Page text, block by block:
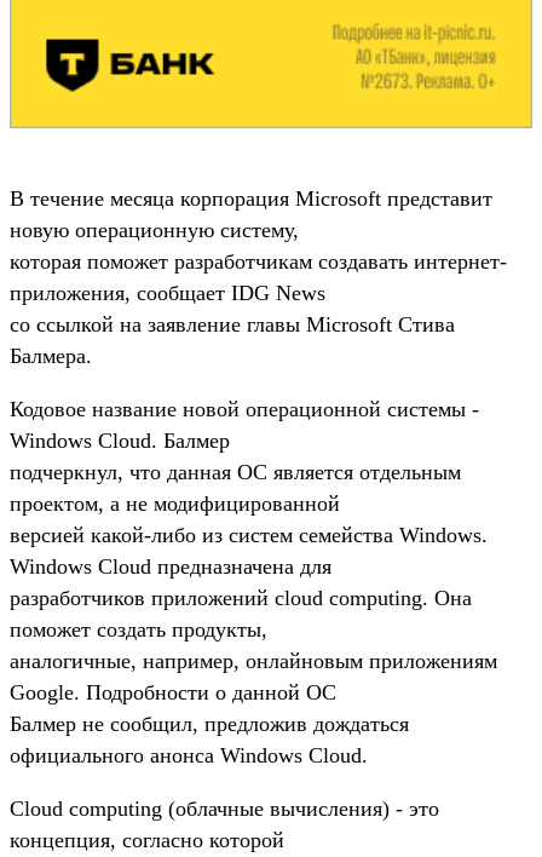
В течение месяца корпорация Microsoft представит
новую операционную систему,
которая поможет разработчикам создавать интернет-
приложения, сообщает IDG News
со ссылкой на заявление главы Microsoft Стива
Балмера.
Кодовое название новой операционной системы -
Windows Cloud. Балмер
подчеркнул, что данная ОС является отдельным
проектом, а не модифицированной
версией какой-либо из систем семейства Windows.
Windows Cloud предназначена для
разработчиков приложений cloud computing. Она
поможет создать продукты,
аналогичные, например, онлайновым приложениям
Google. Подробности о данной ОС
Балмер не сообщил, предложив дождаться
официального анонса Windows Cloud.
Сloud computing (облачные вычисления) - это
концепция, согласно которой